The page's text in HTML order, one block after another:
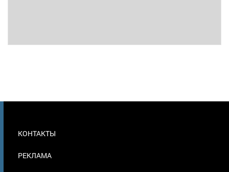
В
КОНТАКТЫ
РЕКЛАМА